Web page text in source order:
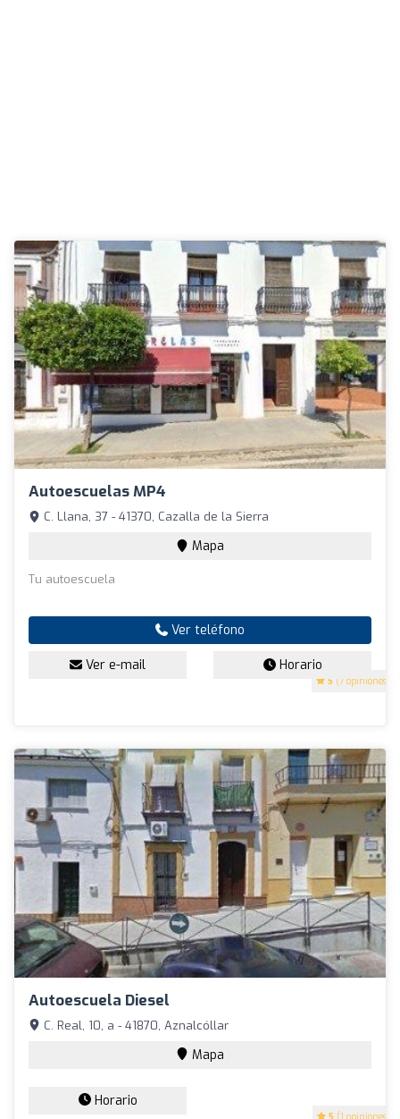
Autoescuelas MP4
5 (7 opiniones)
C. Llana, 37 - 41370, Cazalla de la Sierra
Mapa
Tu autoescuela
Ver teléfono
Ver e-mail Horario
Autoescuela Diesel
5 (1 opiniones)
C. Real, 10, a - 41870, Aznalcóllar
Mapa
Horario